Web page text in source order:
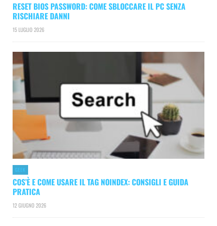
RESET BIOS PASSWORD: COME SBLOCCARE IL PC SENZA
RISCHIARE DANNI
15 LUGLIO 2026
GEEK
COS’È E COME USARE IL TAG NOINDEX: CONSIGLI E GUIDA
PRATICA
12 GIUGNO 2026